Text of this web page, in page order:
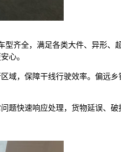
齐全，满足各类大件、异形、
心。
，保障干线行驶效率。偏远
快速响应处理，货物延误、